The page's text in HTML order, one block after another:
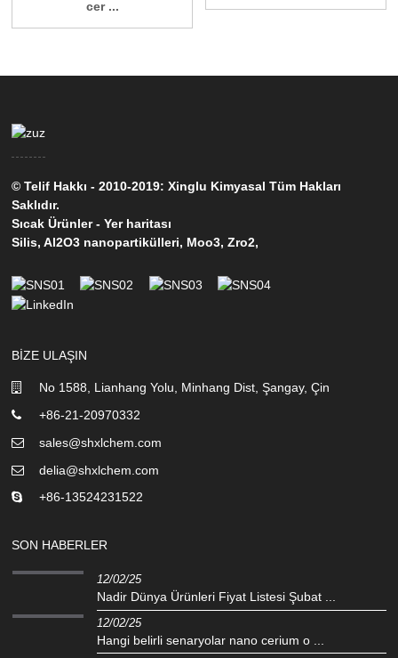
cer ...
© Telif Hakkı - 2010-2019: Xinglu Kimyasal Tüm Hakları
Saklıdır.
Sıcak Ürünler-Yer haritası
Silis,Al2O3 nanopartikülleri, Moo3,Zro2,
BIZE ULAŞIN
No 1588, Lianhang Yolu, Minhang Dist, Şangay, Çin
+86-21-20970332
sales@shxlchem.com
delia@shxlchem.com
+86-13524231522
SON HABERLER
12/02/25
Nadir Dünya Ürünleri Fiyat Listesi Şubat ...
12/02/25
Hangi belirli senaryolar nano cerium o ...